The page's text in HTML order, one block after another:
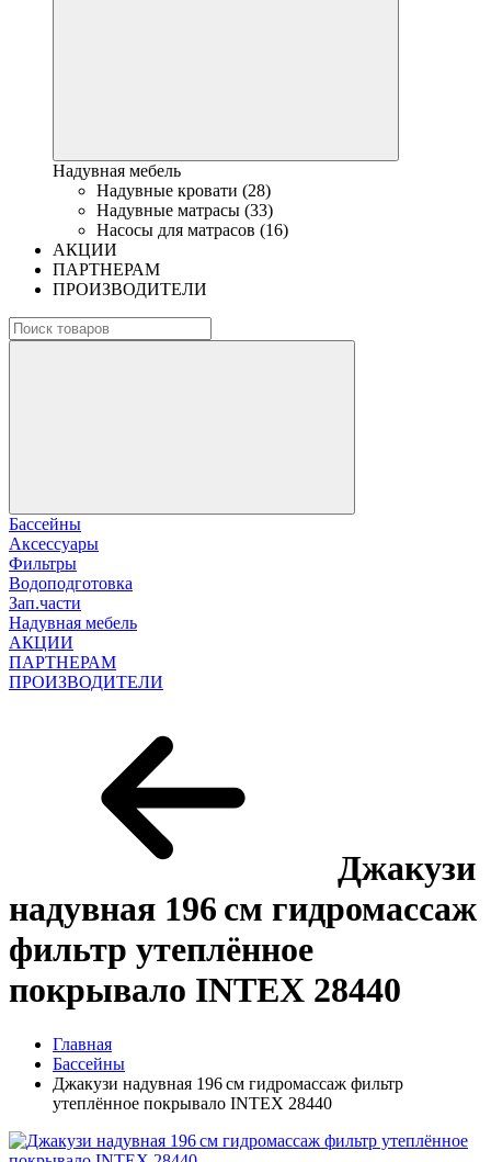
Надувная мебель
Надувные кровати (28)
Надувные матрасы (33)
Насосы для матрасов (16)
АКЦИИ
ПАРТНЕРАМ
ПРОИЗВОДИТЕЛИ
Бассейны
Аксессуары
Фильтры
Водоподготовка
Зап.части
Надувная мебель
АКЦИИ
ПАРТНЕРАМ
ПРОИЗВОДИТЕЛИ
Джакузи
надувная 196 см гидромассаж
фильтр утеплённое
покрывало INTEX 28440
Главная
Бассейны
Джакузи надувная 196 см гидромассаж фильтр
утеплённое покрывало INTEX 28440